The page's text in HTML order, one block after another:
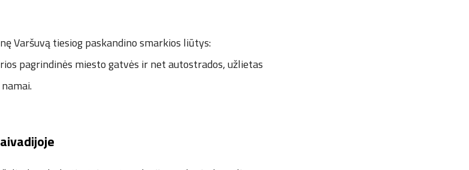
Varšuvą tiesiog paskandino smarkios liūtys:
pagrindinės miesto gatvės ir net autostrados, užlietas